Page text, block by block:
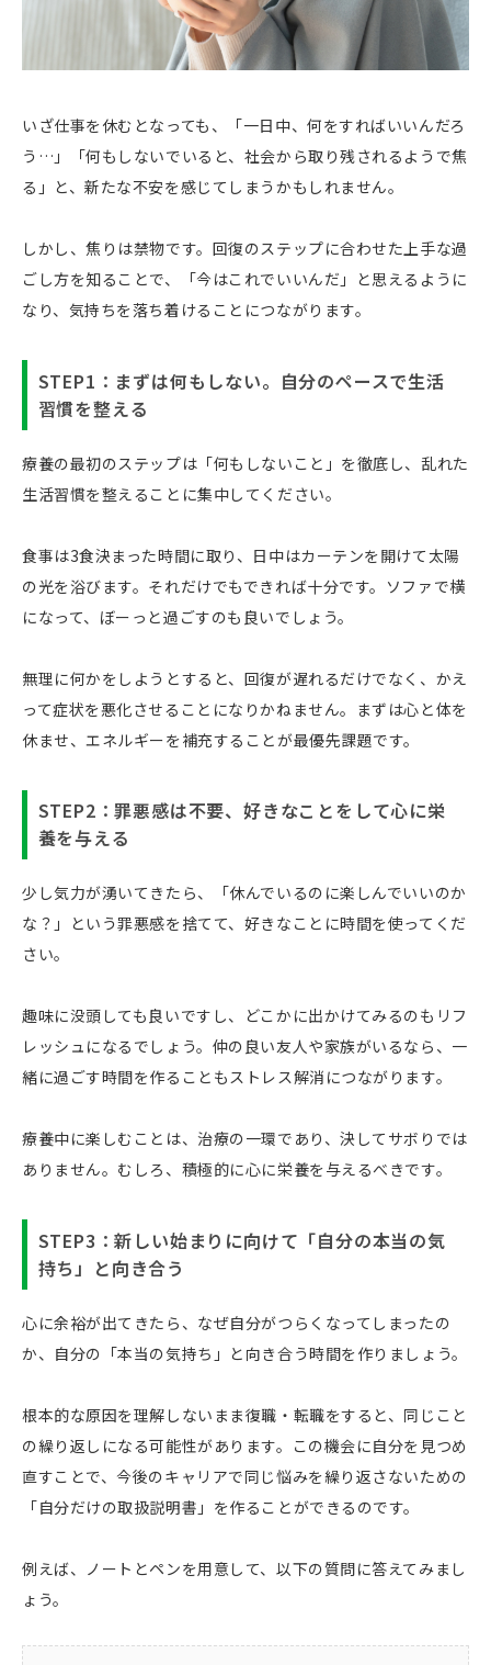
いざ仕事を休むとなっても、「一日中、何をすればいいんだろ
う…」「何もしないでいると、社会から取り残されるようで焦
る」と、新たな不安を感じてしまうかもしれません。
しかし、焦りは禁物です。回復のステップに合わせた上手な過
ごし方を知ることで、「今はこれでいいんだ」と思えるように
なり、気持ちを落ち着けることにつながります。
STEP1：まずは何もしない。自分のペースで生活
習慣を整える
療養の最初のステップは「何もしないこと」を徹底し、乱れた
生活習慣を整えることに集中してください。
食事は3食決まった時間に取り、日中はカーテンを開けて太陽
の光を浴びます。それだけでもできれば十分です。ソファで横
になって、ぼーっと過ごすのも良いでしょう。
無理に何かをしようとすると、回復が遅れるだけでなく、かえ
って症状を悪化させることになりかねません。まずは心と体を
休ませ、エネルギーを補充することが最優先課題です。
STEP2：罪悪感は不要、好きなことをして心に栄
養を与える
少し気力が湧いてきたら、「休んでいるのに楽しんでいいのか
な？」という罪悪感を捨てて、好きなことに時間を使ってくだ
さい。
趣味に没頭しても良いですし、どこかに出かけてみるのもリフ
レッシュになるでしょう。仲の良い友人や家族がいるなら、一
緒に過ごす時間を作ることもストレス解消につながります。
療養中に楽しむことは、治療の一環であり、決してサボりでは
ありません。むしろ、積極的に心に栄養を与えるべきです。
STEP3：新しい始まりに向けて「自分の本当の気
持ち」と向き合う
心に余裕が出てきたら、なぜ自分がつらくなってしまったの
か、自分の「本当の気持ち」と向き合う時間を作りましょう。
根本的な原因を理解しないまま復職・転職をすると、同じこと
の繰り返しになる可能性があります。この機会に自分を見つめ
直すことで、今後のキャリアで同じ悩みを繰り返さないための
「自分だけの取扱説明書」を作ることができるのです。
例えば、ノートとペンを用意して、以下の質問に答えてみまし
ょう。